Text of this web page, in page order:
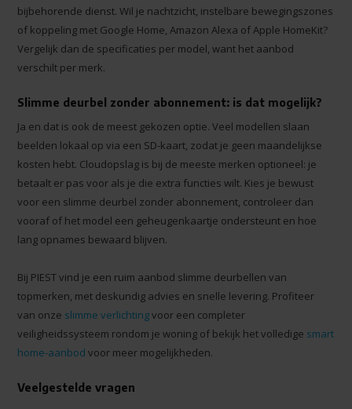
bijbehorende dienst. Wil je nachtzicht, instelbare bewegingszones
of koppeling met Google Home, Amazon Alexa of Apple HomeKit?
Vergelijk dan de specificaties per model, want het aanbod
verschilt per merk.
Slimme deurbel zonder abonnement: is dat mogelijk?
Ja en dat is ook de meest gekozen optie. Veel modellen slaan
beelden lokaal op via een SD-kaart, zodat je geen maandelijkse
kosten hebt. Cloudopslag is bij de meeste merken optioneel: je
betaalt er pas voor als je die extra functies wilt. Kies je bewust
voor een slimme deurbel zonder abonnement, controleer dan
vooraf of het model een geheugenkaartje ondersteunt en hoe
lang opnames bewaard blijven.
Bij PIEST vind je een ruim aanbod slimme deurbellen van
topmerken, met deskundig advies en snelle levering. Profiteer
van onze slimme verlichtingvoor een completer
veiligheidssysteem rondom je woning of bekijk het volledige smart
home-aanbod voor meer mogelijkheden.
Veelgestelde vragen